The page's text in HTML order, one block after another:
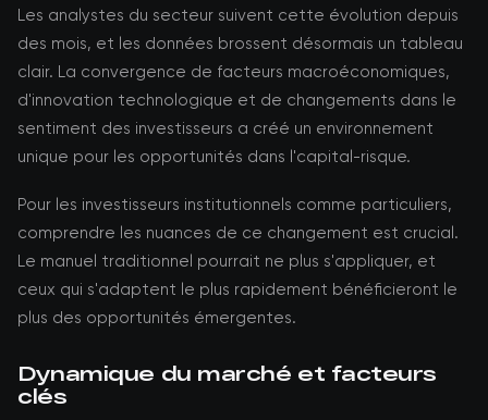
Les analystes du secteur suivent cette évolution depuis
des mois, et les données brossent désormais un tableau
clair. La convergence de facteurs macroéconomiques,
d'innovation technologique et de changements dans le
sentiment des investisseurs a créé un environnement
unique pour les opportunités dans l'capital-risque.
Pour les investisseurs institutionnels comme particuliers,
comprendre les nuances de ce changement est crucial.
Le manuel traditionnel pourrait ne plus s'appliquer, et
ceux qui s'adaptent le plus rapidement bénéficieront le
plus des opportunités émergentes.
Dynamique du marché et facteurs
clés